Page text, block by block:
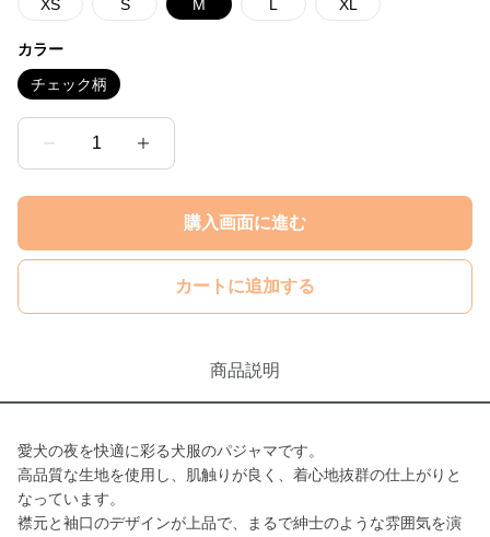
XS S M L XL
カラー
チェック柄
1
購入画面に進む
カートに追加する
商品説明
愛犬の夜を快適に彩る犬服のパジャマです。
高品質な生地を使用し、肌触りが良く、着心地抜群の仕上がりと
なっています。
襟元と袖口のデザインが上品で、まるで紳士のような雰囲気を演